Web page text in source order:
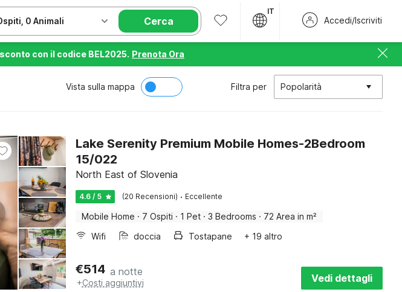
0 Animali Cerca
IT
Accedi/Iscriviti
con il codice BEL2025. Prenota Ora
Vista sulla mappa Filtra per Popolarità
Lake Serenity Premium Mobile Homes-2Bedroom
15/022
North East of Slovenia
4.6 / 5 (20 Recensioni) · Eccellente
Mobile Home · 7 Ospiti · 1 Pet · 3 Bedrooms · 72 Area in m²
Wifi
doccia Tostapane + 19 altro
€514 a notte
+Costi aggiuntivi Vedi dettagli